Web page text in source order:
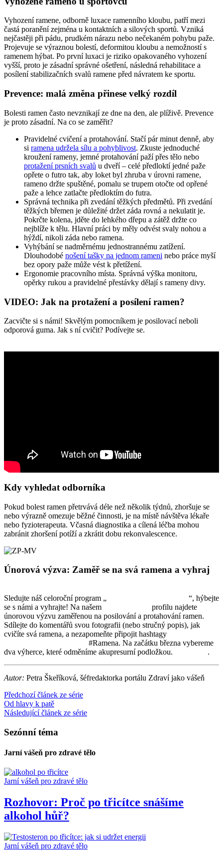
Vyhození ramene, odborně luxace ramenního kloubu, patří mezi
častá poranění zejména u kontaktních a silových sportů. Vzniká
nejčastěji při pádu, prudkém nárazu nebo nečekaném pohybu paže.
Projevuje se výraznou bolestí, deformitou kloubu a nemožností s
ramenem hýbat. Po první luxaci je riziko opakovaného vyhození
vyšší, proto je zásadní správné ošetření, následná rehabilitace a
posílení stabilizačních svalů ramene před návratem ke sportu.
Prevence: malá změna přinese velký rozdíl
Bolesti ramen často nevznikají ze dne na den, ale plíživě. Prevence
je proto zásadní. Na co se zaměřit?
Pravidelné cvičení a protahování. Stačí pár minut denně, aby
si ramena udržela sílu a pohyblivost. Zkuste jednoduché
kroužení rameny, jemné protahování paží přes tělo nebo
protažení prsních svalů u dveří – celé předloktí jedné paže
opřete o futro tak, aby loket byl zhruba v úrovni ramene,
rameno držte spuštěné, pomalu se trupem otočte od opřené
paže a lehce zatlačte předloktím do futra.
Správná technika při zvedání těžkých předmětů. Při zvedání
těžkých břemen je důležité držet záda rovná a nekulatit je.
Pokrčte kolena, jděte do lehkého dřepu a zátěž držte co
nejblíže k tělu. Hlavní práci by měly odvést svaly nohou a
hýždí, nikoli záda nebo ramena.
Vyhýbání se nadměrnému jednostrannému zatížení.
Dlouhodobé nošení tašky na jednom rameni nebo práce myší
bez opory paže může vést k přetížení.
Ergonomie pracovního místa. Správná výška monitoru,
opěrky rukou a pravidelné přestávky dělají s rameny divy.
VIDEO: Jak na protažení a posílení ramen?
Zacvičte si s námi! Skvělým pomocníkem je posilovací neboli
odporová guma. Jak s ní cvičit? Podívejte se.
Kdy vyhledat odborníka
Pokud bolest ramen přetrvává déle než několik týdnů, zhoršuje se
nebo výrazně omezuje běžné činnosti, je na místě návštěva lékaře
nebo fyzioterapeuta. Včasná diagnostika a cílená léčba mohou
zabránit zhoršení potíží a zkrátit dobu rekonvalescence.
Únorová výzva: Zaměř se na svá ramena a vyhraj
Sledujte náš celoroční program „
“, hýbejte
se s námi a vyhrajte! Na našem
profilu najdete
únorovou výzvu zaměřenou na posilování a protahování ramen.
Sdílejte do komentářů svou fotografii (nebo stručný popis), jak
cvičíte svá ramena, a nezapomeňte připojit hashtagy
#Ramena. Na začátku března vybereme
dva výherce, které odměníme akupresurní podložkou.
.
Autor: Petra Škeříková, šéfredaktorka portálu Zdraví jako vášeň
Předchozí článek ze série
Od hlavy k patě
Následující článek ze série
Sezónní téma
Jarní vášeň pro zdravé tělo
Jarní vášeň pro zdravé tělo
Rozhovor: Proč po třicítce snášíme
alkohol hůř?
Jarní vášeň pro zdravé tělo